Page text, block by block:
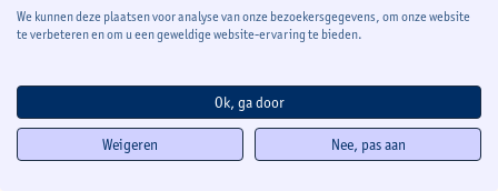
We kunnen deze plaatsen voor analyse van onze bezoekersgegevens, om onze website
te verbeteren en om u een geweldige website-ervaring te bieden.
Ok, ga door
Weigeren Nee, pas aan